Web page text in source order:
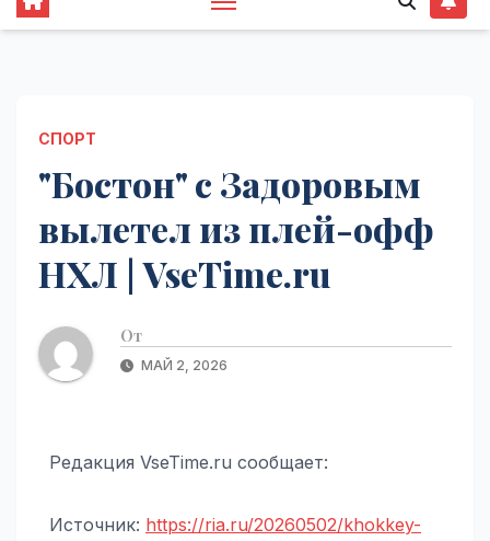
СПОРТ
"Бостон" с Задоровым
вылетел из плей-офф
НХЛ | VseTime.ru
От
МАЙ 2, 2026
Редакция VseTime.ru сообщает:
Источник: https://ria.ru/20260502/khokkey-